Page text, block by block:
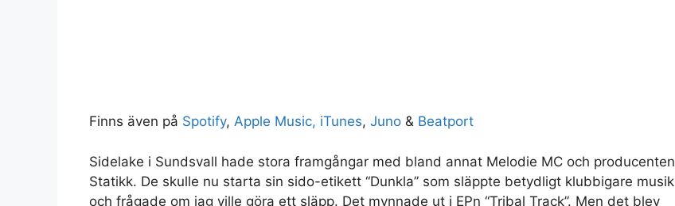
Finns även på Spotify, Apple Music, iTunes, Juno & Beatport
Sidelake i Sundsvall hade stora framgångar med bland annat Melodie MC och producenten
Statikk. De skulle nu starta sin sido-etikett “Dunkla” som släppte betydligt klubbigare musik
och frågade om jag ville göra ett släpp. Det mynnade ut i EPn “Tribal Track”. Men det blev